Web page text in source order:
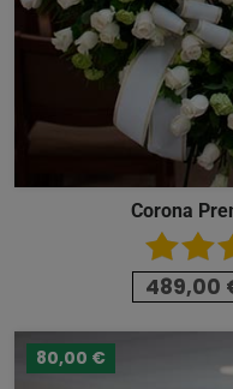
Corona
489,00
80,00 €